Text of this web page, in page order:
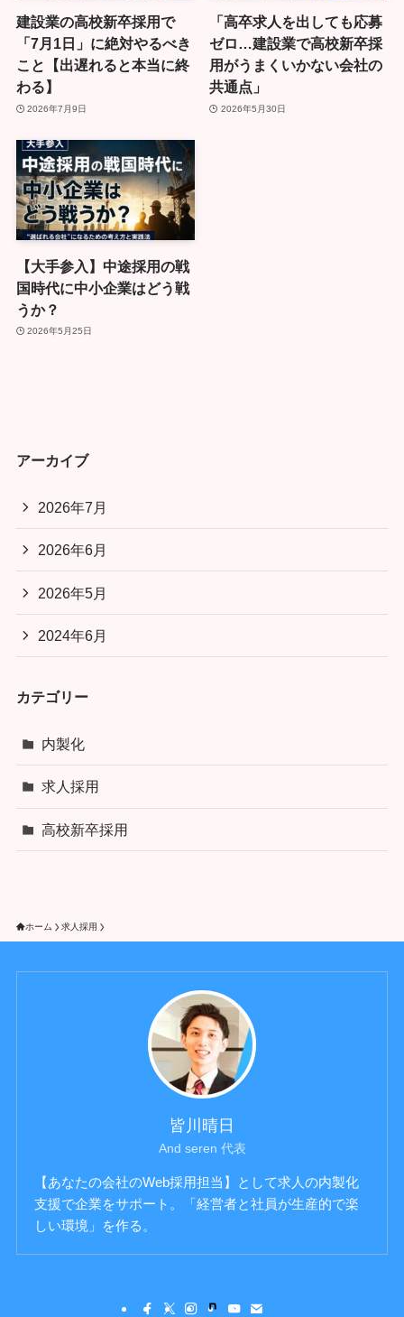
建設業の高校新卒採用で
「7月1日」に絶対やるべき
こと【出遅れると本当に終
わる】
2026年7月9日
「高卒求人を出しても応募
ゼロ…建設業で高校新卒採
用がうまくいかない会社の
共通点」
2026年5月30日
【大手参入】中途採用の戦
国時代に中小企業はどう戦
うか？
2026年5月25日
アーカイブ
2026年7月
2026年6月
2026年5月
2024年6月
カテゴリー
内製化
求人採用
高校新卒採用
ホーム 求人採用
皆川晴日
And seren 代表
【あなたの会社のWeb採用担当】として求人の内製化
支援で企業をサポート。「経営者と社員が生産的で楽
しい環境」を作る。